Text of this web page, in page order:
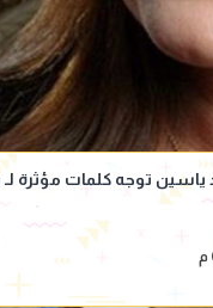
ياسين توجه كلمات مؤثرة